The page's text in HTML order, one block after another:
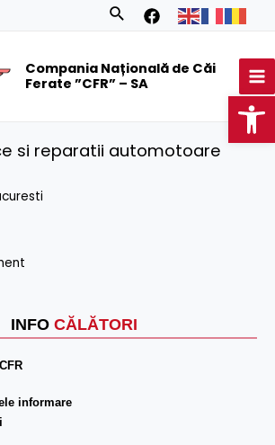
Search
Compania Națională de Căi
Ferate ”CFR” – SA
INFO CĂLĂTORI
informare
si reparatii automotoare